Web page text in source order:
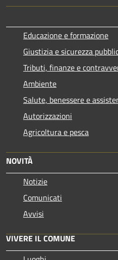
Educazione e formazione
Giustizia e sicurezza
Tributi, finanze e
Ambiente
Salute, benessere e
Autorizzazioni
Agricoltura e pesca
NOVITÀ
Notizie
Comunicati
Avvisi
VIVERE IL COMUNE